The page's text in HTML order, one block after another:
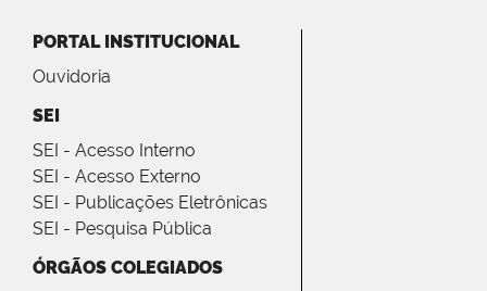
PORTAL INSTITUCIONAL
Ouvidoria
SEI
SEI - Acesso Interno
SEI - Acesso Externo
SEI - Publicações Eletrônicas
SEI - Pesquisa Pública
ÓRGÃOS COLEGIADOS